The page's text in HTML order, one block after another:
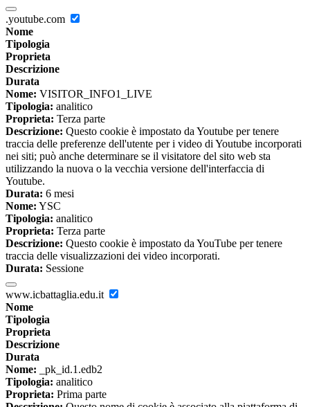
.youtube.com
Nome
Tipologia
Proprieta
Descrizione
Durata
Nome: VISITOR_INFO1_LIVE
Tipologia: analitico
Proprieta: Terza parte
Descrizione: Questo cookie è impostato da Youtube per tenere
traccia delle preferenze dell'utente per i video di Youtube incorporati
nei siti; può anche determinare se il visitatore del sito web sta
utilizzando la nuova o la vecchia versione dell'interfaccia di
Youtube.
Durata: 6 mesi
Nome: YSC
Tipologia: analitico
Proprieta: Terza parte
Descrizione: Questo cookie è impostato da YouTube per tenere
traccia delle visualizzazioni dei video incorporati.
Durata: Sessione
www.icbattaglia.edu.it
Nome
Tipologia
Proprieta
Descrizione
Durata
Nome: _pk_id.1.edb2
Tipologia: analitico
Proprieta: Prima parte